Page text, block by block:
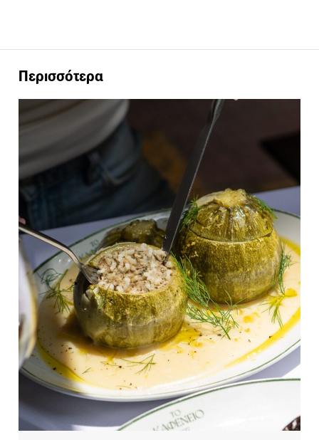
Περισσότερα